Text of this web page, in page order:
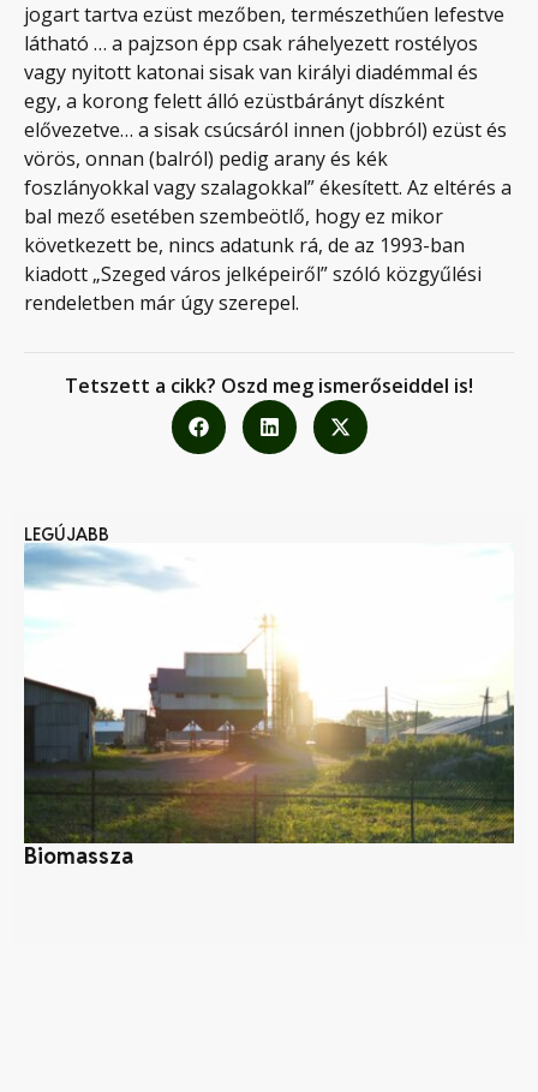
jogart tartva ezüst mezőben, természethűen lefestve
látható … a pajzson épp csak ráhelyezett rostélyos
vagy nyitott katonai sisak van királyi diadémmal és
egy, a korong felett álló ezüstbárányt díszként
elővezetve… a sisak csúcsáról innen (jobbról) ezüst és
vörös, onnan (balról) pedig arany és kék
foszlányokkal vagy szalagokkal” ékesített. Az eltérés a
bal mező esetében szembeötlő, hogy ez mikor
következett be, nincs adatunk rá, de az 1993-ban
kiadott „Szeged város jelképeiről” szóló közgyűlési
rendeletben már úgy szerepel.
Tetszett a cikk? Oszd meg ismerőseiddel is!
LEGÚJABB
Biomassza